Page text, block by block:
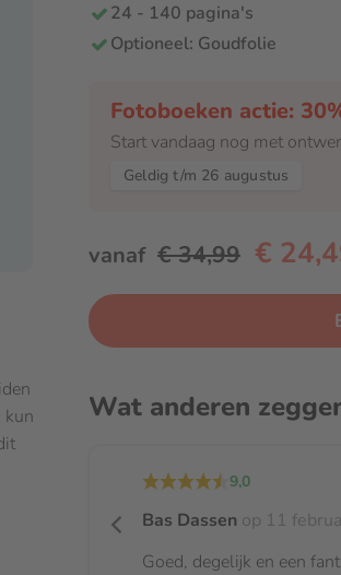
24 - 140 pagina's
Optioneel: Goudfolie
Fotoboeken actie:
Start vandaag nog met
Geldig t/m 26 augustus
vanaf € 34,99 €
Wat anderen
9,0
Bas Dassen op 11
Goed, degelijk en een
kun